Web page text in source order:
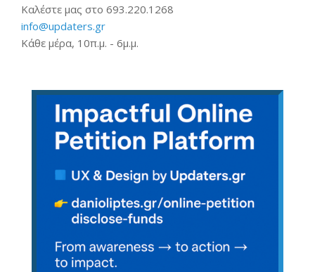
Καλέστε μας στο 693.220.1268
info@updaters.gr
Κάθε μέρα, 10π.μ. - 6μ.μ.